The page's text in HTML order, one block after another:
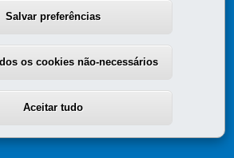
s/n - Térreo e 3º andar - Centro Cívico
Salvar preferências
os cookies não-necessários
Aceitar tudo